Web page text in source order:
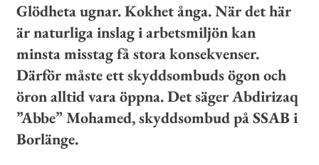
Glödheta ugnar. Kokhet ånga. När det här
är naturliga inslag i arbetsmiljön kan
minsta misstag få stora konsekvenser.
Därför måste ett skyddsombuds ögon och
öron alltid vara öppna. Det säger Abdirizaq
”Abbe” Mohamed, skyddsombud på SSAB i
Borlänge.